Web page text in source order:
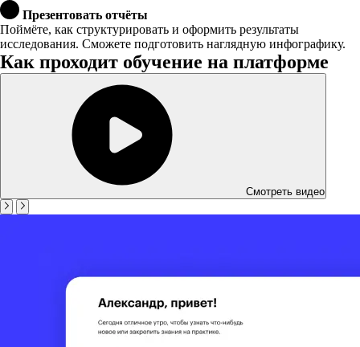
Презентовать отчёты
Поймёте, как структурировать и оформить результаты
исследования. Сможете подготовить наглядную инфографику.
Как проходит обучение на платформе
Смотреть видео